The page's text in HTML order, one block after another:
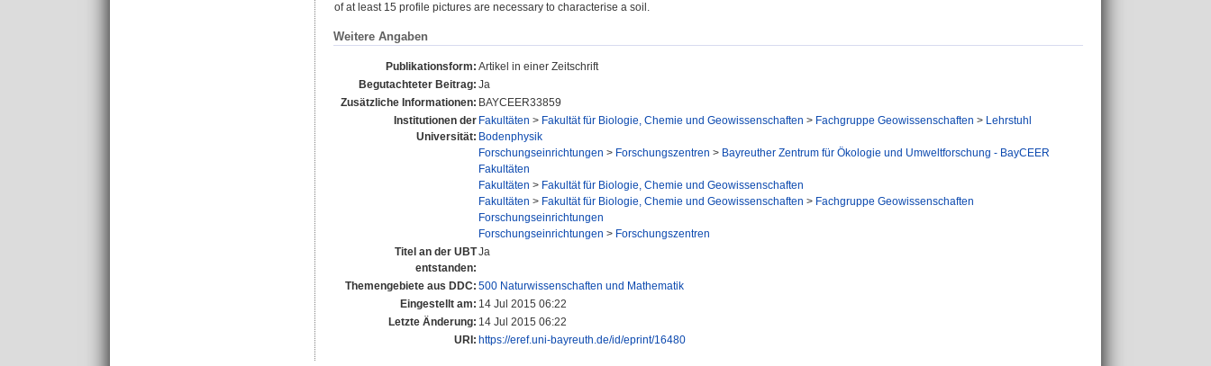
of at least 15 profile pictures are necessary to characterise a soil.
Weitere Angaben
Publikationsform: Artikel in einer Zeitschrift
Begutachteter Beitrag: Ja
Zusätzliche Informationen: BAYCEER33859
Institutionen der
Universität:
Fakultäten > Fakultät für Biologie, Chemie und Geowissenschaften > Fachgruppe Geowissenschaften > Lehrstuhl
Bodenphysik
Forschungseinrichtungen > Forschungszentren > Bayreuther Zentrum für Ökologie und Umweltforschung - BayCEER
Fakultäten
Fakultäten > Fakultät für Biologie, Chemie und Geowissenschaften
Fakultäten > Fakultät für Biologie, Chemie und Geowissenschaften > Fachgruppe Geowissenschaften
Forschungseinrichtungen
Forschungseinrichtungen > Forschungszentren
Titel an der UBT
entstanden:
Ja
Themengebiete aus DDC: 500 Naturwissenschaften und Mathematik
Eingestellt am: 14 Jul 2015 06:22
Letzte Änderung: 14 Jul 2015 06:22
URI: https://eref.uni-bayreuth.de/id/eprint/16480